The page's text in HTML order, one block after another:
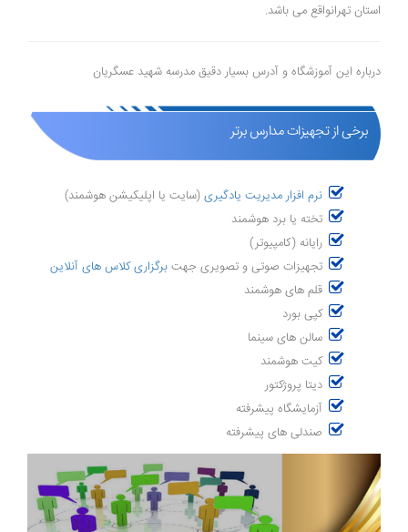
استان تهرانواقع می باشد.
درباره این آموزشگاه و آدرس بسیار دقیق مدرسه شهید عسگریان
برخی از تجهیزات مدارس برتر
نرم افزار مدیریت یادگیری (سایت یا اپلیکیشن هوشمند)
تخته یا برد هوشمند
رایانه (کامپیوتر)
تجهیزات صوتی و تصویری جهت برگزاری کلاس های آنلاین
قلم های هوشمند
کپی بورد
سالن های سینما
کیت هوشمند
دیتا پروژکتور
آزمایشگاه پیشرفته
صندلی های پیشرفته